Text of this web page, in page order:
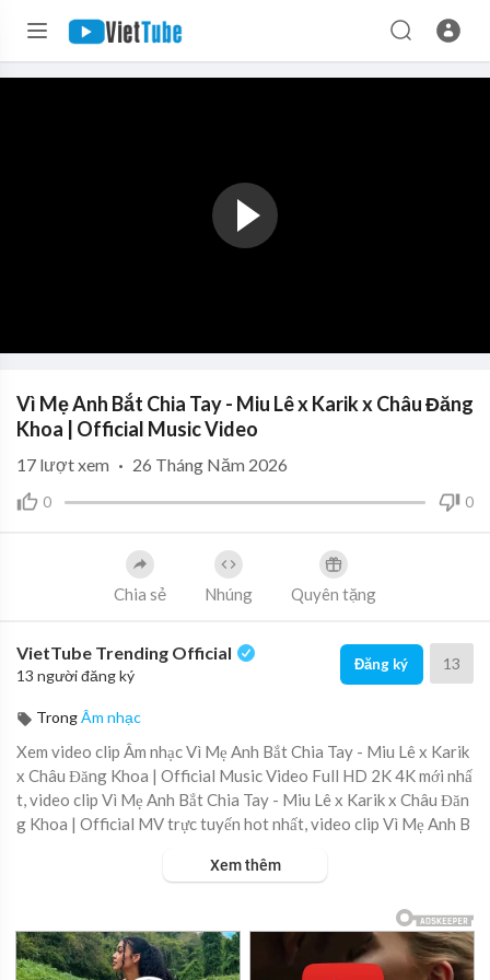
Vì Mẹ Anh Bắt Chia Tay - Miu Lê x Karik x Châu Đăng
Khoa | Official Music Video
0 0
17 lượt xem · 26 Tháng Năm 2026
Chia sẻ Nhúng Quyên tặng
VietTube Trending Official
13 người đăng ký
Đăng ký 13
TrongÂm nhạc
Xem video clip Âm nhạc Vì Mẹ Anh Bắt Chia Tay - Miu Lê x Karik
x Châu Đăng Khoa | Official Music Video Full HD 2K 4K mới nhấ
t, video clip Vì Mẹ Anh Bắt Chia Tay - Miu Lê x Karik x Châu Đăn
g Khoa | Official MV trực tuyến hot nhất, video clip Vì Mẹ Anh B
Anh rất tốt thế nhưng thà đừng gặp vui hơn
Em rất tiếc thế nhưng thà làm người cô đơn
Xem thêm